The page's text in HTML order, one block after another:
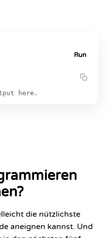
Run
here.
die nützlichste
aneignen kannst. Und